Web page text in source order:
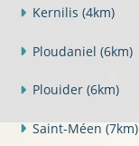
Kernilis (4km)
Ploudaniel (6km)
Plouider (6km)
Saint-Méen (7km)